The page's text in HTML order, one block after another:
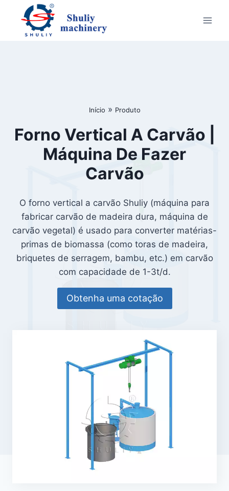
content
Início » Produto
Forno Vertical A Carvão |
Máquina De Fazer
Carvão
O forno vertical a carvão Shuliy (máquina para
fabricar carvão de madeira dura, máquina de
carvão vegetal) é usado para converter matérias-
primas de biomassa (como toras de madeira,
briquetes de serragem, bambu, etc.) em carvão
com capacidade de 1-3t/d.
Obtenha uma cotação